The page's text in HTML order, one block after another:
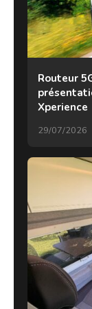
Routeur
Xperience
29/07/2026